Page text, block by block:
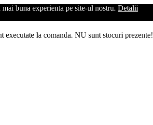
buna experienta pe site-ul nostru. Detalii
executate la comanda. NU sunt stocuri prezente!